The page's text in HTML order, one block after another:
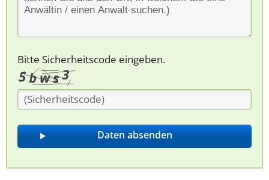
Bitte Sicherheitscode eingeben.